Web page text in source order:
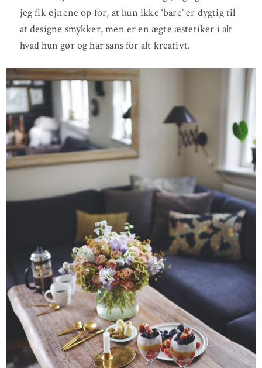
jeg fik øjnene op for, at hun ikke ‘bare’ er dygtig til
at designe smykker, men er en ægte æstetiker i alt
hvad hun gør og har sans for alt kreativt.